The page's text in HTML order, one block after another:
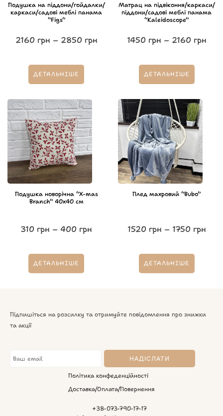
Подушка на піддони/гойдалки/
каркаси/садові меблі панама
“Figs”
2160 грн – 2850 грн
ДЕТАЛЬНІШЕ
Матрац на підвіконня/каркаси/
піддони/садові меблі панама
“Kaleidoscope”
1450 грн – 2160 грн
ДЕТАЛЬНІШЕ
Подушка новорічна “X-mas
Branch” 40х40 см
310 грн – 400 грн
ДЕТАЛЬНІШЕ
Плед махровий “Bubo”
1520 грн – 1750 грн
ДЕТАЛЬНІШЕ
Підпишіться на розсилку та отримуйте повідомлення про знижки
та акції
Політика конфеденційності
Доставка/Оплата/Повернення
+38-073-790-17-17